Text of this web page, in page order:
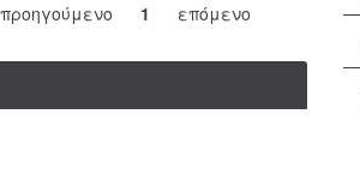
προηγούμενο 1 επόμενο